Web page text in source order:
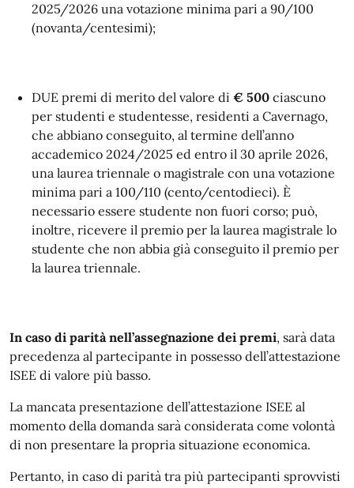
2025/2026 una votazione minima pari a 90/100
(novanta/centesimi);
DUE premi di merito del valore di € 500 ciascuno
per studenti e studentesse, residenti a Cavernago,
che abbiano conseguito, al termine dell’anno
accademico 2024/2025 ed entro il 30 aprile 2026,
una laurea triennale o magistrale con una votazione
minima pari a 100/110 (cento/centodieci). È
necessario essere studente non fuori corso; può,
inoltre, ricevere il premio per la laurea magistrale lo
studente che non abbia già conseguito il premio per
la laurea triennale.
In caso di parità nell’assegnazione dei premi, sarà data
precedenza al partecipante in possesso dell’attestazione
ISEE di valore più basso.
La mancata presentazione dell’attestazione ISEE al
momento della domanda sarà considerata come volontà
di non presentare la propria situazione economica.
Pertanto, in caso di parità tra più partecipanti sprovvisti